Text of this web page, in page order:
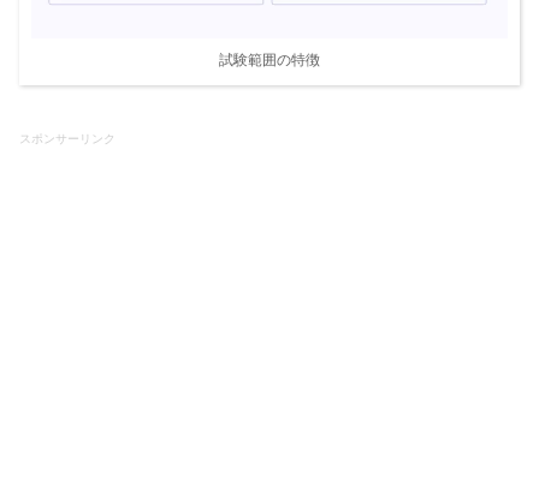
試験範囲の特徴
スポンサーリンク